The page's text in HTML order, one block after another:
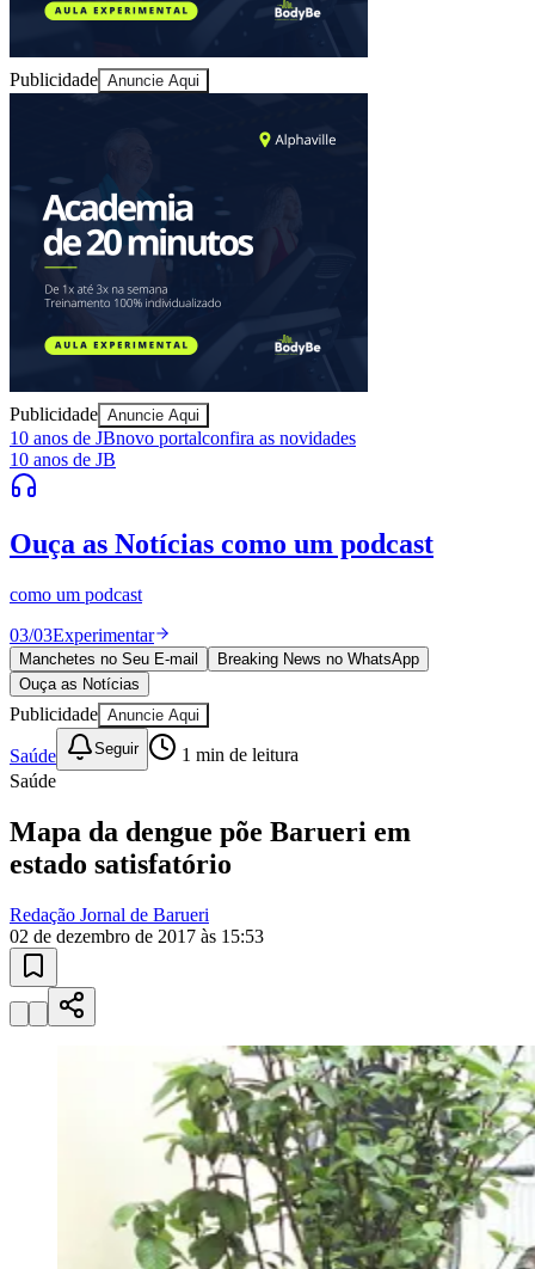
Bahia
Fortaleza
Publicidade Anuncie Aqui
Publicidade Anuncie Aqui
10 anos de JB
10 anos de JB
Manchetes no Seu E-mail todo dia de
Receba as notícias mais importantes resumidas em 3 minutos. Grátis,
Ver última edição
Assinar grátis
Manchetes no Seu E-mail Breaking News no WhatsApp